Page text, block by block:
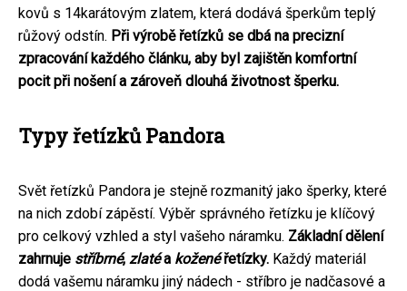
kovů s 14karátovým zlatem, která dodává šperkům teplý
růžový odstín. Při výrobě řetízků se dbá na precizní
zpracování každého článku, aby byl zajištěn komfortní
pocit při nošení a zároveň dlouhá životnost šperku.
Typy řetízků Pandora
Svět řetízků Pandora je stejně rozmanitý jako šperky, které
na nich zdobí zápěstí. Výběr správného řetízku je klíčový
pro celkový vzhled a styl vašeho náramku. Základní dělení
zahrnuje stříbrné, zlatéa koženéřetízky. Každý materiál
dodá vašemu náramku jiný nádech - stříbro je nadčasové a